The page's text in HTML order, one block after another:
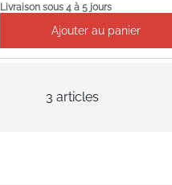
Livraison sous 4 à 5 jours
Ajouter au panier
3 articles